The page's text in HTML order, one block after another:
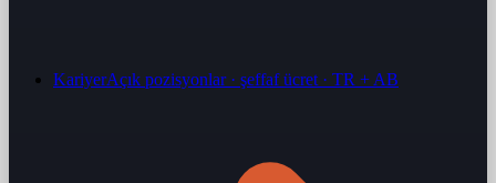
KariyerAçık pozisyonlar · şeffaf ücret · TR + AB